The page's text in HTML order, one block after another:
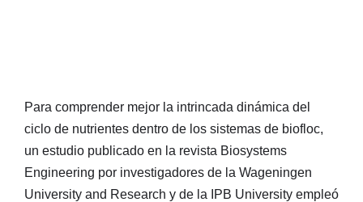
Para comprender mejor la intrincada dinámica del
ciclo de nutrientes dentro de los sistemas de biofloc,
un estudio publicado en la revista Biosystems
Engineering por investigadores de la Wageningen
University and Research y de la IPB University empleó